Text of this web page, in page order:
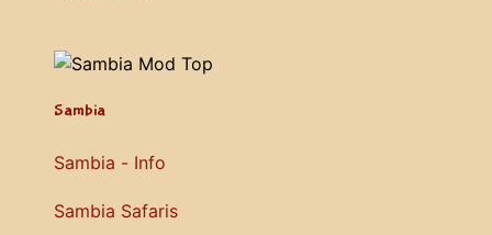
Sambia
Sambia - Info
Sambia Safaris